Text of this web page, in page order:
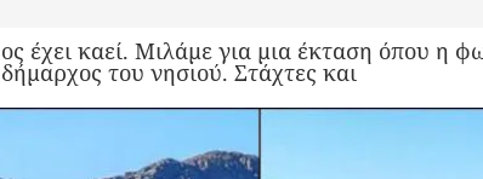
έχει καεί. Μιλάμε για μια έκταση όπου η
του νησιού. Στάχτες και